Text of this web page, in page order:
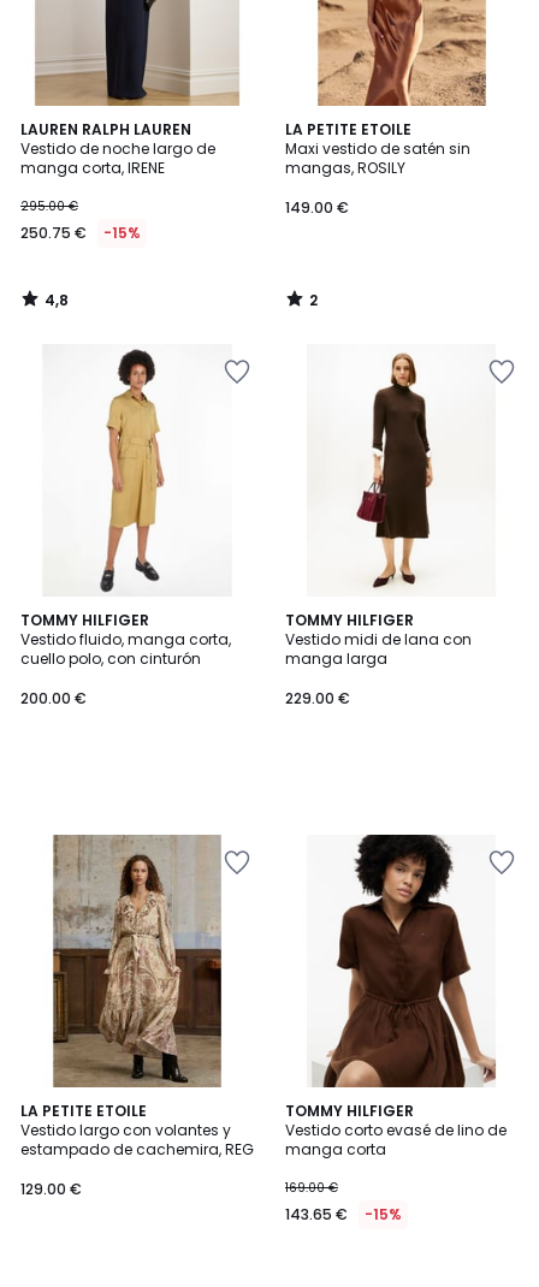
LAUREN RALPH LAUREN
Vestido de noche largo de
manga corta, IRENE
295.00 €
250.75 € -15%
4,8
/ 5
4,8
/
LA PETITE ETOILE
Maxi vestido de satén sin
mangas, ROSILY
149.00 €
2
/
5
2
/
TOMMY HILFIGER
Vestido fluido, manga corta,
cuello polo, con cinturón
200.00 €
TOMMY HILFIGER
Vestido midi de lana con
manga larga
229.00 €
LA PETITE ETOILE
Vestido largo con volantes y
estampado de cachemira, REG
129.00 €
TOMMY HILFIGER
Vestido corto evasé de lino de
manga corta
169.00 €
143.65 € -15%